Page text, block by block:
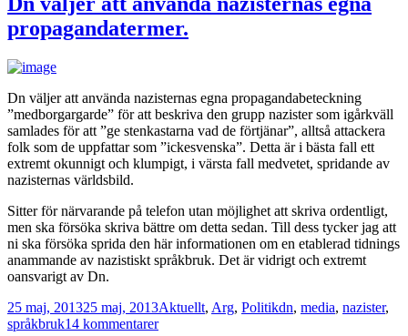
propagandatermer.
Dn väljer att använda nazisternas egna propagandabeteckning
”medborgargarde” för att beskriva den grupp nazister som igårkväll
samlades för att ”ge stenkastarna vad de förtjänar”, alltså attackera
folk som de uppfattar som ”ickesvenska”. Detta är i bästa fall ett
extremt okunnigt och klumpigt, i värsta fall medvetet, spridande av
nazisternas världsbild.
Sitter för närvarande på telefon utan möjlighet att skriva ordentligt,
men ska försöka skriva bättre om detta sedan. Till dess tycker jag att
ni ska försöka sprida den här informationen om en etablerad tidnings
anammande av nazistiskt språkbruk. Det är vidrigt och extremt
oansvarigt av Dn.
Postat
25 maj, 201325 maj, 2013Kategorier
Aktuellt, Arg, PolitikTaggar
dn, media, nazister,
språkbruk14 kommentarertill